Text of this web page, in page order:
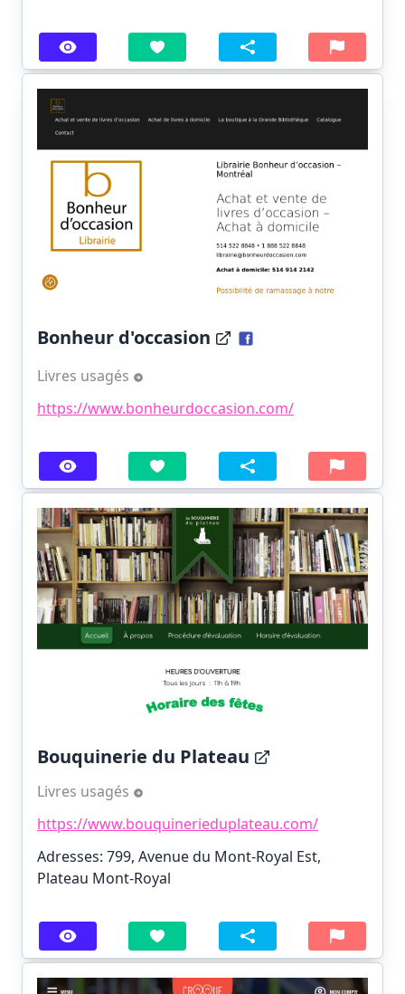
Bonheur d'occasion
Livres usagés
https://www.bonheurdoccasion.com/
Bouquinerie du Plateau
Livres usagés
https://www.bouquinerieduplateau.com/
Adresses: 799, Avenue du Mont-Royal Est,
Plateau Mont-Royal